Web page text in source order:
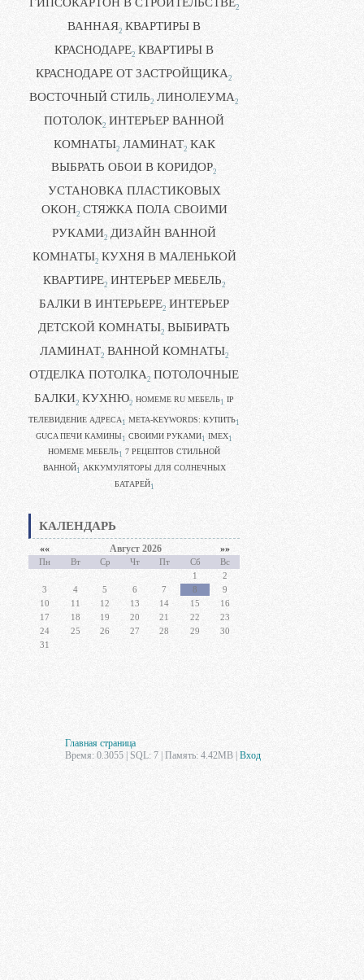
2
ВАННАЯ2 КВАРТИРЫ В
КРАСНОДАРЕ2 КВАРТИРЫ В
КРАСНОДАРЕ ОТ ЗАСТРОЙЩИКА2
ВОСТОЧНЫЙ СТИЛЬ2 ЛИНОЛЕУМА2
ПОТОЛОК2 ИНТЕРЬЕР ВАННОЙ
КОМНАТЫ2 ЛАМИНАТ2 КАК
ВЫБРАТЬ ОБОИ В КОРИДОР2
УСТАНОВКА ПЛАСТИКОВЫХ
ОКОН2 СТЯЖКА ПОЛА СВОИМИ
РУКАМИ2 ДИЗАЙН ВАННОЙ
КОМНАТЫ2 КУХНЯ В МАЛЕНЬКОЙ
КВАРТИРЕ2 ИНТЕРЬЕР МЕБЕЛЬ2
БАЛКИ В ИНТЕРЬЕРЕ2 ИНТЕРЬЕР
ДЕТСКОЙ КОМНАТЫ2 ВЫБИРАТЬ
ЛАМИНАТ2 ВАННОЙ КОМНАТЫ2
ОТДЕЛКА ПОТОЛКА2 ПОТОЛОЧНЫЕ
БАЛКИ2 КУХНЮ2 HOMEME RU МЕБЕЛЬ1 IP
ТЕЛЕВИДЕНИЕ АДРЕСА 1 META-KEYWORDS: КУПИТЬ1
GUCA ПЕЧИ КАМИНЫ1 CВОИМИ РУКАМИ1 IMEX1
HOMEME МЕБЕЛЬ1 7 РЕЦЕПТОВ СТИЛЬНОЙ
ВАННОЙ1 АККУМУЛЯТОРЫ ДЛЯ СОЛНЕЧНЫХ
БАТАРЕЙ1
КАЛЕНДАРЬ
«« Август 2026 »»
Пн Вт Ср Чт Пт Сб
Вс
1
2
3
4 5 6 7 8
9
10
11 12 13 14 15
16
17
18 19 20 21 22
23
24
25 26 27 28 29
30
31
Главная страница
Время: 0.3055 | SQL: 7 | Память: 4.42MB Вход